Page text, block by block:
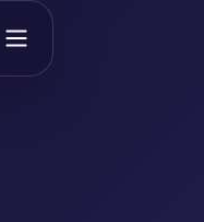
Ouvrir le menu